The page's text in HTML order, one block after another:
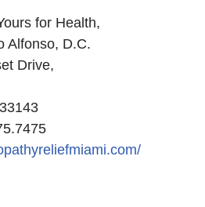
for Health,
Alfonso, D.C.
Drive,